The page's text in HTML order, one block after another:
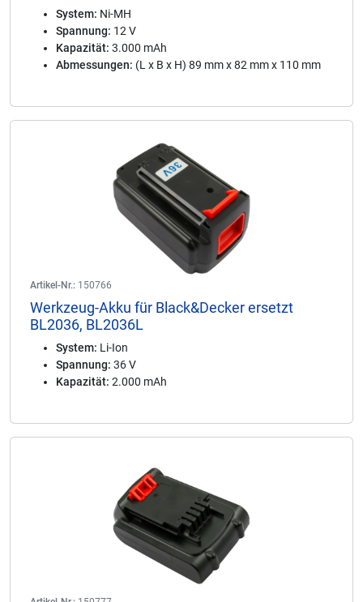
System: Ni-MH
Spannung: 12 V
Kapazität: 3.000 mAh
Abmessungen: (L x B x H) 89 mm x 82 mm x 110 mm
Artikel-Nr.: 150766
Werkzeug-Akku für Black&Decker ersetzt
BL2036, BL2036L
System: Li-Ion
Spannung: 36 V
Kapazität: 2.000 mAh